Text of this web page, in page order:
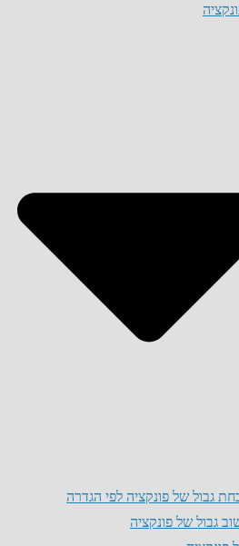
גבול של פונקציה לפי הגדרה
גבול של פונקציה